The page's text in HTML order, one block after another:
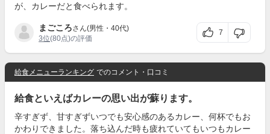
が、カレーだと食べられます。
まごころさん(男性・40代)
3位(80点)の評価
7
給食メニューランキング でのコメント・口コミ
給食といえばカレーの思い出が蘇ります。
辛すぎず、甘すぎずいつでも安心感のあるカレー、何杯でもお
かわりできました。落ち込んだ時も疲れていてもいつもカレー